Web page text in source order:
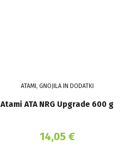
ATAMI, GNOJILA IN DODATKI
Atami ATA NRG Upgrade 600 g
14,05 €